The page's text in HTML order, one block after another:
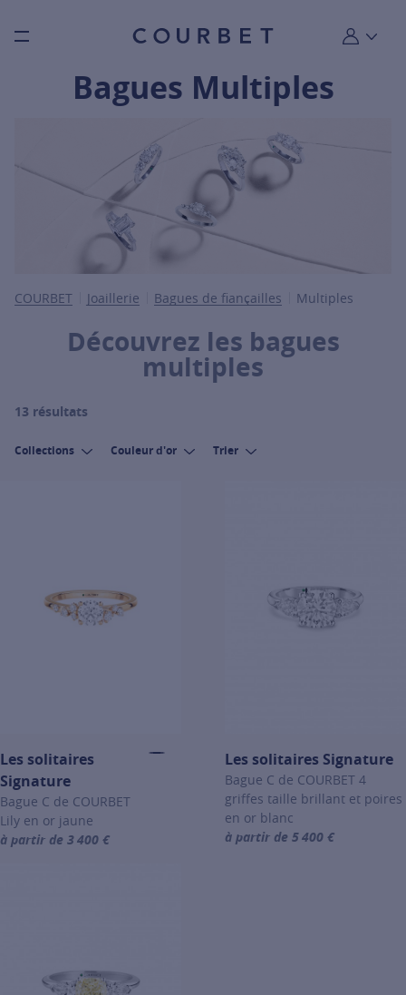
Burger toggle menu Mon
Bagues Multiples
COURBET Joaillerie Bagues de fiançailles Multiples
Découvrez les bagues
multiples
13 résultats
Collections Couleur d'or Trier
Les solitaires
Signature
Bague C de COURBET
Lily en or jaune
à partir de 3 400 €
Les solitaires Signature
Bague C de COURBET 4
griffes taille brillant et poires
en or blanc
à partir de 5 400 €